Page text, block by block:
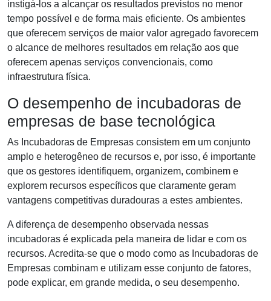
instigá-los a alcançar os resultados previstos no menor
tempo possível e de forma mais eficiente. Os ambientes
que oferecem serviços de maior valor agregado favorecem
o alcance de melhores resultados em relação aos que
oferecem apenas serviços convencionais, como
infraestrutura física.
O desempenho de incubadoras de
empresas de base tecnológica
As Incubadoras de Empresas consistem em um conjunto
amplo e heterogêneo de recursos e, por isso, é importante
que os gestores identifiquem, organizem, combinem e
explorem recursos específicos que claramente geram
vantagens competitivas duradouras a estes ambientes.
A diferença de desempenho observada nessas
incubadoras é explicada pela maneira de lidar e com os
recursos. Acredita-se que o modo como as Incubadoras de
Empresas combinam e utilizam esse conjunto de fatores,
pode explicar, em grande medida, o seu desempenho.